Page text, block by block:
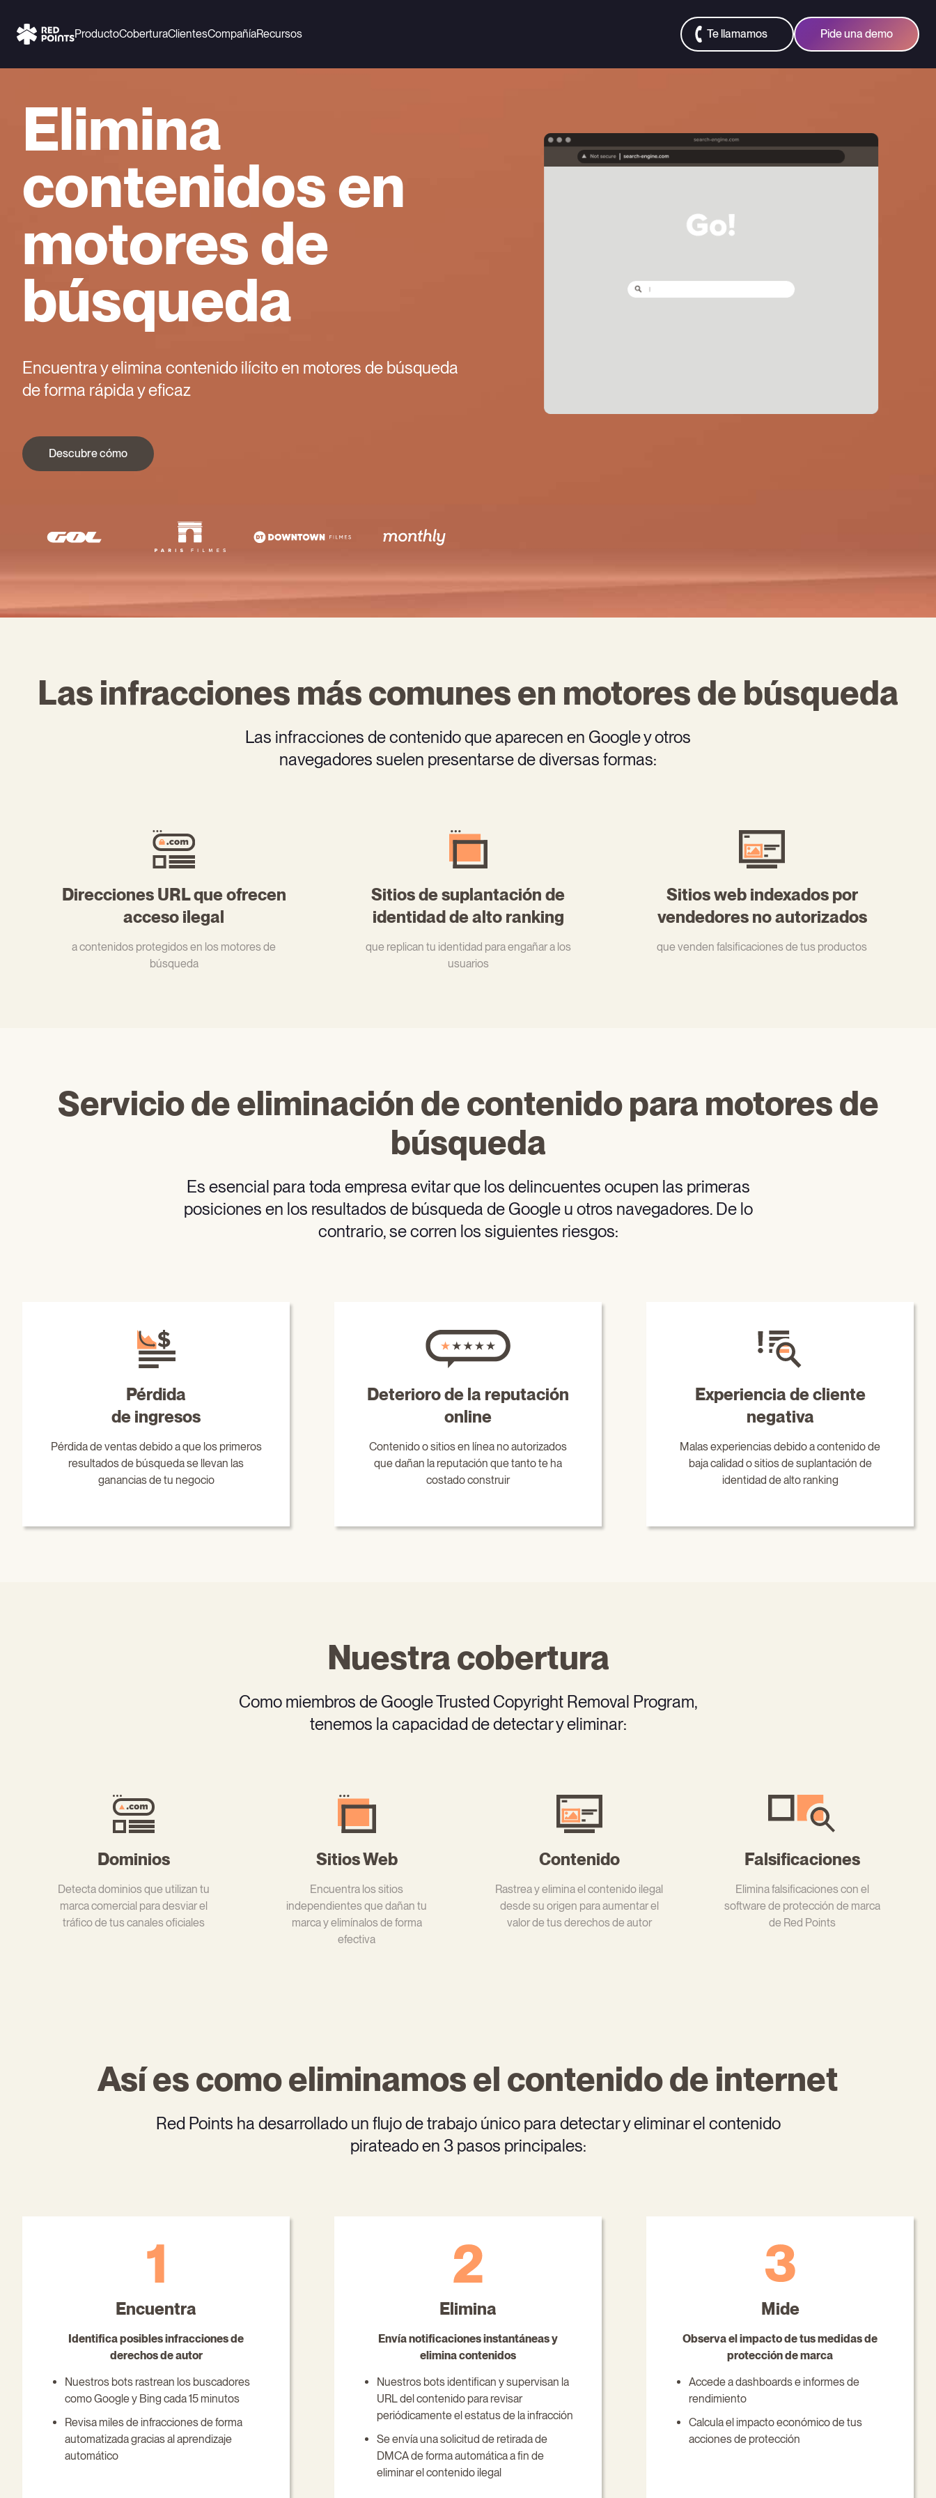
ProductoCoberturaClientesCompañíaRecursos Te llamamos Pide una demo
Elimina
contenidos en
motores de
búsqueda
Encuentra y elimina contenido ilícito en motores de búsqueda
de forma rápida y eficaz
Descubre cómo
Las infracciones más comunes en motores de búsqueda
Las infracciones de contenido que aparecen en Google y otros
navegadores suelen presentarse de diversas formas:
Direcciones URL que ofrecen
acceso ilegal
a contenidos protegidos en los motores de
búsqueda
Sitios de suplantación de
identidad de alto ranking
que replican tu identidad para engañar a los
usuarios
Sitios web indexados por
vendedores no autorizados
que venden falsificaciones de tus productos
Servicio de eliminación de contenido para motores de
búsqueda
Es esencial para toda empresa evitar que los delincuentes ocupen las primeras
posiciones en los resultados de búsqueda de Google u otros navegadores. De lo
contrario, se corren los siguientes riesgos:
Pérdida
de ingresos
Pérdida de ventas debido a que los primeros
resultados de búsqueda se llevan las
ganancias de tu negocio
Deterioro de la reputación
online
Contenido o sitios en línea no autorizados
que dañan la reputación que tanto te ha
costado construir
Experiencia de cliente
negativa
Malas experiencias debido a contenido de
baja calidad o sitios de suplantación de
identidad de alto ranking
Nuestra cobertura
Como miembros de Google Trusted Copyright Removal Program,
tenemos la capacidad de detectar y eliminar:
Dominios
Detecta dominios que utilizan tu
marca comercial para desviar el
tráfico de tus canales oficiales
Sitios Web
Encuentra los sitios
independientes que dañan tu
marca y elimínalos de forma
efectiva
Contenido
Rastrea y elimina el contenido ilegal
desde su origen para aumentar el
valor de tus derechos de autor
Falsificaciones
Elimina falsificaciones con el
software de protección de marca
de Red Points
Así es como eliminamos el contenido de internet
Red Points ha desarrollado un flujo de trabajo único para detectar y eliminar el contenido
pirateado en 3 pasos principales:
Encuentra
Identifica posibles infracciones de
derechos de autor
Nuestros bots rastrean los buscadores
como Google y Bing cada 15 minutos
Revisa miles de infracciones de forma
automatizada gracias al aprendizaje
automático
Elimina
Envía notificaciones instantáneas y
elimina contenidos
Nuestros bots identifican y supervisan la
URL del contenido para revisar
periódicamente el estatus de la infracción
Se envía una solicitud de retirada de
DMCA de forma automática a fin de
eliminar el contenido ilegal
Mide
Observa el impacto de tus medidas de
protección de marca
Accede a dashboards e informes de
rendimiento
Calcula el impacto económico de tus
acciones de protección